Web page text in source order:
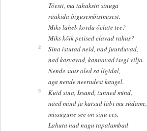
Tõesti, ma tahaksin sinuga
rääkida õigusemõistmisest.
Miks läheb korda õelate tee?
Miks kõik petised elavad rahus?
2
Sina istutad neid, nad juurduvad,
nad kasvavad, kannavad isegi vilja.
Nende suus oled sa ligidal,
aga nende neerudest kaugel.
3
Kuid sina, Issand, tunned mind,
näed mind ja katsud läbi mu südame,
missugune see on sinu ees.
Lahuta nad nagu tapalambad